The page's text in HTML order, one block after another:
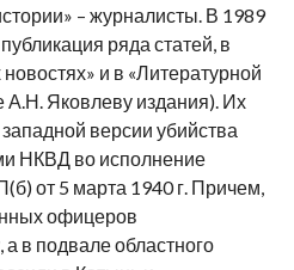
– журналисты. В 1989
ряда статей, в
и в «Литературной
А.Н. Яковлеву издания). Их
версии убийства
НКВД во исполнение
от 5 марта 1940 г. Причем,
офицеров
а в подвале областного